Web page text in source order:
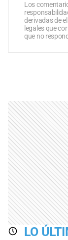
Los
derivadas de
legales que
que no
LO